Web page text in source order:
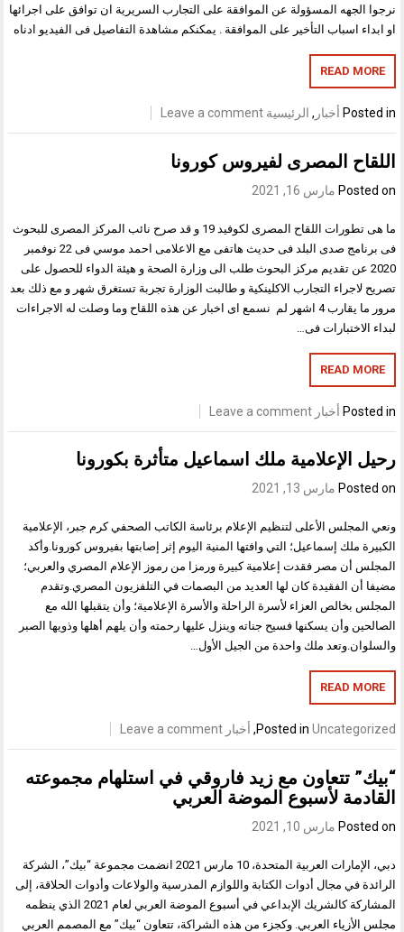
نرجوا الجهه المسؤولة عن الموافقة على التجارب السريرية ان توافق على اجرائها
او ابداء اسباب التأخير على الموافقة . يمكنكم مشاهدة التفاصيل فى الفيديو ادناه
READ MORE
Posted in أخبار , الرئيسية Leave a comment
اللقاح المصرى لفيروس كورونا
Posted on مارس 16, 2021
ما هى تطورات اللقاح المصرى لكوفيد 19 و قد صرح نائب المركز المصرى للبحوث
فى برنامج صدى البلد فى حديث هاتفى مع الاعلامى احمد موسي فى 22 نوفمبر
2020 عن تقديم مركز البحوث طلب الى وزارة الصحة و هيئة الدواء للحصول على
تصريح لاجراء التجارب الاكلينكية و طالبت الوزارة تجربة تستغرق شهر و مع ذلك بعد
مرور ما يقارب 4 اشهر لم نسمع اى اخبار عن هذه اللقاح وما وصلت له الاجراءات
لبداء الاختبارات فى…
READ MORE
Posted in أخبار Leave a comment
رحيل الإعلامية ملك اسماعيل متأثرة بكورونا
Posted on مارس 13, 2021
ونعي المجلس الأعلى لتنظيم الإعلام برئاسة الكاتب الصحفي كرم جبر، الإعلامية
الكبيرة ملك إسماعيل؛ التي وافتها المنية اليوم إثر إصابتها بفيروس كورونا.وأكد
المجلس أن مصر فقدت إعلامية كبيرة ورمزا من رموز الإعلام المصري والعربي؛
مضيفا أن الفقيدة كان لها العديد من البصمات في التلفزيون المصري.وتقدم
المجلس بخالص العزاء لأسرة الراحلة والأسرة الإعلامية؛ وأن يتقبلها الله مع
الصالحين وأن يسكنها فسيح جناته وينزل عليها رحمته وأن يلهم أهلها وذويها الصبر
والسلوان.وتعد ملك واحدة من الجيل الأول…
READ MORE
Posted in Uncategorized
, أخبار Leave a comment
“بيك” تتعاون مع زيد فاروقي في استلهام مجموعته
القادمة لأسبوع الموضة العربي
Posted on مارس 10, 2021
دبي، الإمارات العربية المتحدة، 10 مارس 2021 انضمت مجموعة “بيك”، الشركة
الرائدة في مجال أدوات الكتابة واللوازم المدرسية والولاعات وأدوات الحلاقة، إلى
المشاركة كالشريك الإبداعي في أسبوع الموضة العربي لعام 2021 الذي ينظمه
مجلس الأزياء العربي. وكجزء من هذه الشراكة، تتعاون “بيك” مع المصمم العربي